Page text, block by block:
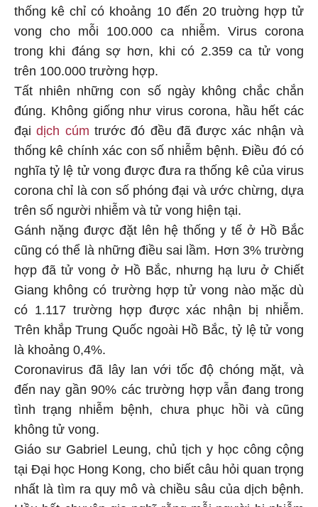
thống kê chỉ có khoảng 10 đến 20 truờng hợp tử
vong cho mỗi 100.000 ca nhiễm. Virus corona
trong khi đáng sợ hơn, khi có 2.359 ca tử vong
trên 100.000 trường hợp.
Tất nhiên những con số ngày không chắc chắn
đúng. Không giống như virus corona, hầu hết các
đạidịch cúm trước đó đều đã được xác nhận và
thống kê chính xác con số nhiễm bệnh. Điều đó có
nghĩa tỷ lệ tử vong được đưa ra thống kê của virus
corona chỉ là con số phóng đại và ước chừng, dựa
trên số người nhiễm và tử vong hiện tại.
Gánh nặng được đặt lên hệ thống y tế ở Hồ Bắc
cũng có thể là những điều sai lầm. Hơn 3% trường
hợp đã tử vong ở Hồ Bắc, nhưng hạ lưu ở Chiết
Giang không có trường hợp tử vong nào mặc dù
có 1.117 trường hợp được xác nhận bị nhiễm.
Trên khắp Trung Quốc ngoài Hồ Bắc, tỷ lệ tử vong
là khoảng 0,4%.
Coronavirus đã lây lan với tốc độ chóng mặt, và
đến nay gần 90% các trường hợp vẫn đang trong
tình trạng nhiễm bệnh, chưa phục hồi và cũng
không tử vong.
Giáo sư Gabriel Leung, chủ tịch y học công cộng
tại Đại học Hong Kong, cho biết câu hỏi quan trọng
nhất là tìm ra quy mô và chiều sâu của dịch bệnh.